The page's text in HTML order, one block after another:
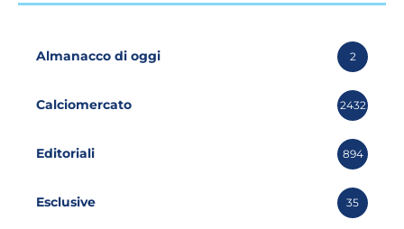
Almanacco di oggi 2
Calciomercato 2432
Editoriali 894
Esclusive 35